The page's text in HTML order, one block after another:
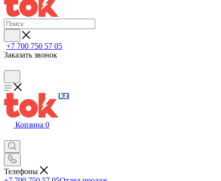
+7 700 750 57 05
Заказать звонок
Корзина 0
Телефоны